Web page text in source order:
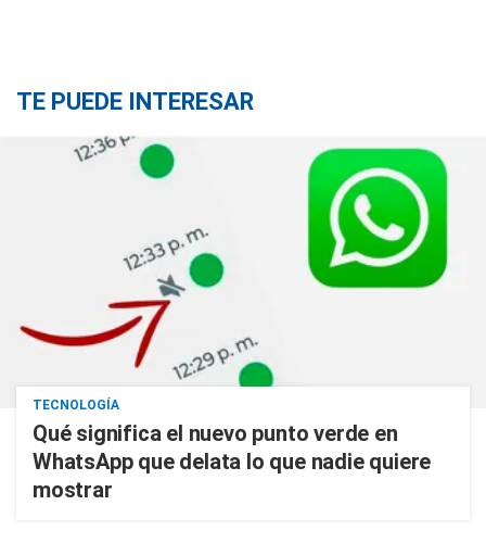
TE PUEDE INTERESAR
TECNOLOGÍA
Qué significa el nuevo punto verde en
WhatsApp que delata lo que nadie quiere
mostrar